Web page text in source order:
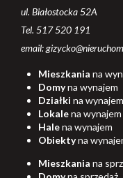
ul. Białostocka 52A
Tel. 517 520 191
email:
Mieszkania na
Domyna wynajem
Działki na wynajem
Lokalena wynajem
Halena wynajem
Obiektyna
Mieszkania na